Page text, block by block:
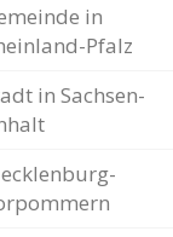
in
Pfalz
in Sachsen-